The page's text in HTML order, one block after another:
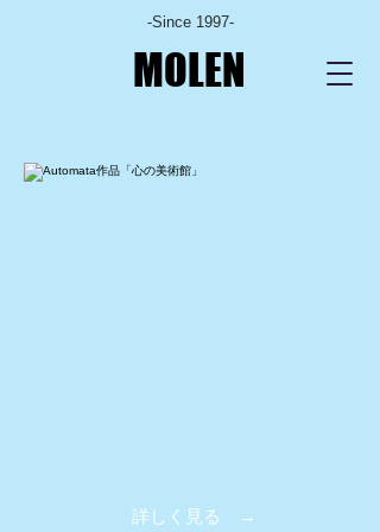
-Since 1997-
MOLEN
詳しく見る →